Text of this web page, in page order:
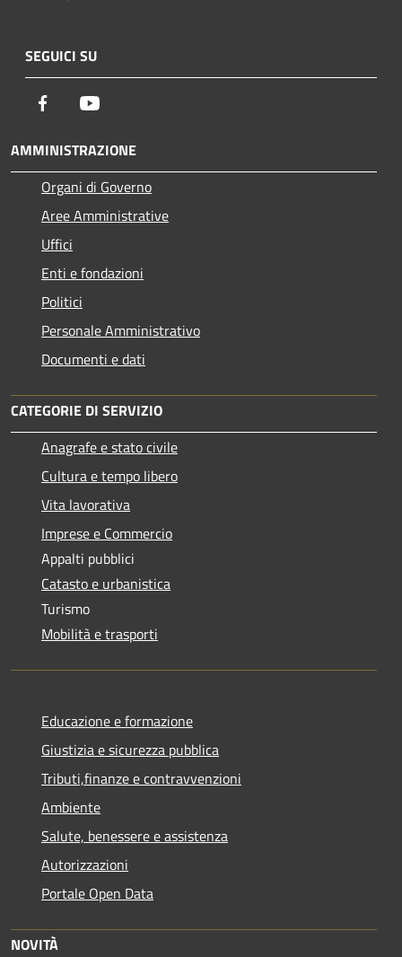
SEGUICI SU
Facebook
AMMINISTRAZIONE
Organi di Governo
Aree Amministrative
Uffici
Enti e fondazioni
Politici
Personale Amministrativo
Documenti e dati
CATEGORIE DI SERVIZIO
Anagrafe e stato civile
Cultura e tempo libero
Vita lavorativa
Imprese e Commercio
Appalti pubblici
Catasto e urbanistica
Turismo
Mobilità e trasporti
Educazione e formazione
Giustizia e sicurezza pubblica
Tributi,finanze e contravvenzioni
Ambiente
Salute, benessere e assistenza
Autorizzazioni
Portale Open Data
NOVITÀ